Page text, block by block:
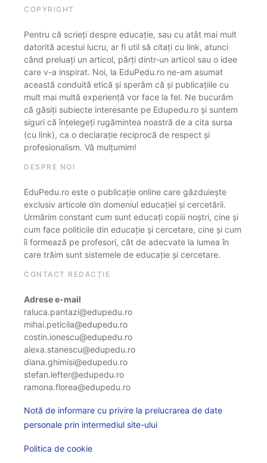
COPYRIGHT
Pentru că scrieți despre educație, sau cu atât mai mult
datorită acestui lucru, ar fi util să citați cu link, atunci
când preluați un articol, părți dintr-un articol sau o idee
care v-a inspirat. Noi, la EduPedu.ro ne-am asumat
această conduită etică și sperăm că și publicațiile cu
mult mai multă experiență vor face la fel. Ne bucurăm
că găsiți subiecte interesante pe Edupedu.ro și suntem
siguri că înțelegeți rugămintea noastră de a cita sursa
(cu link), ca o declarație reciprocă de respect și
profesionalism. Vă mulțumim!
DESPRE NOI
EduPedu.ro este o publicație online care găzduiește
exclusiv articole din domeniul educației și cercetării.
Urmărim constant cum sunt educați copiii noștri, cine și
cum face politicile din educație și cercetare, cine și cum
îi formează pe profesori, cât de adecvate la lumea în
care trăim sunt sistemele de educație și cercetare.
CONTACT REDACȚIE
Adrese e-mail
raluca.pantazi@edupedu.ro
mihai.peticila@edupedu.ro
costin.ionescu@edupedu.ro
alexa.stanescu@edupedu.ro
diana.ghimisi@edupedu.ro
stefan.lefter@edupedu.ro
ramona.florea@edupedu.ro
Notă de informare cu privire la prelucrarea de date
personale prin intermediul site-ului
Politica de cookie